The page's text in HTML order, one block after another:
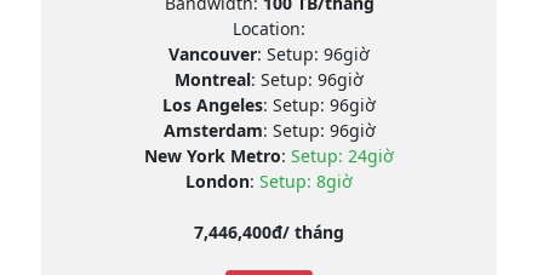
Location:
Vancouver: Setup: 96giờ
Montreal: Setup: 96giờ
Los Angeles: Setup: 96giờ
Amsterdam: Setup: 96giờ
New York Metro: Setup: 24giờ
London: Setup: 8giờ
7,446,400đ/ tháng